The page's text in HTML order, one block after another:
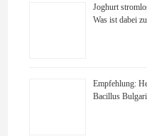
Joghurt
Was ist dabei
Empfehlung:
Bacillus